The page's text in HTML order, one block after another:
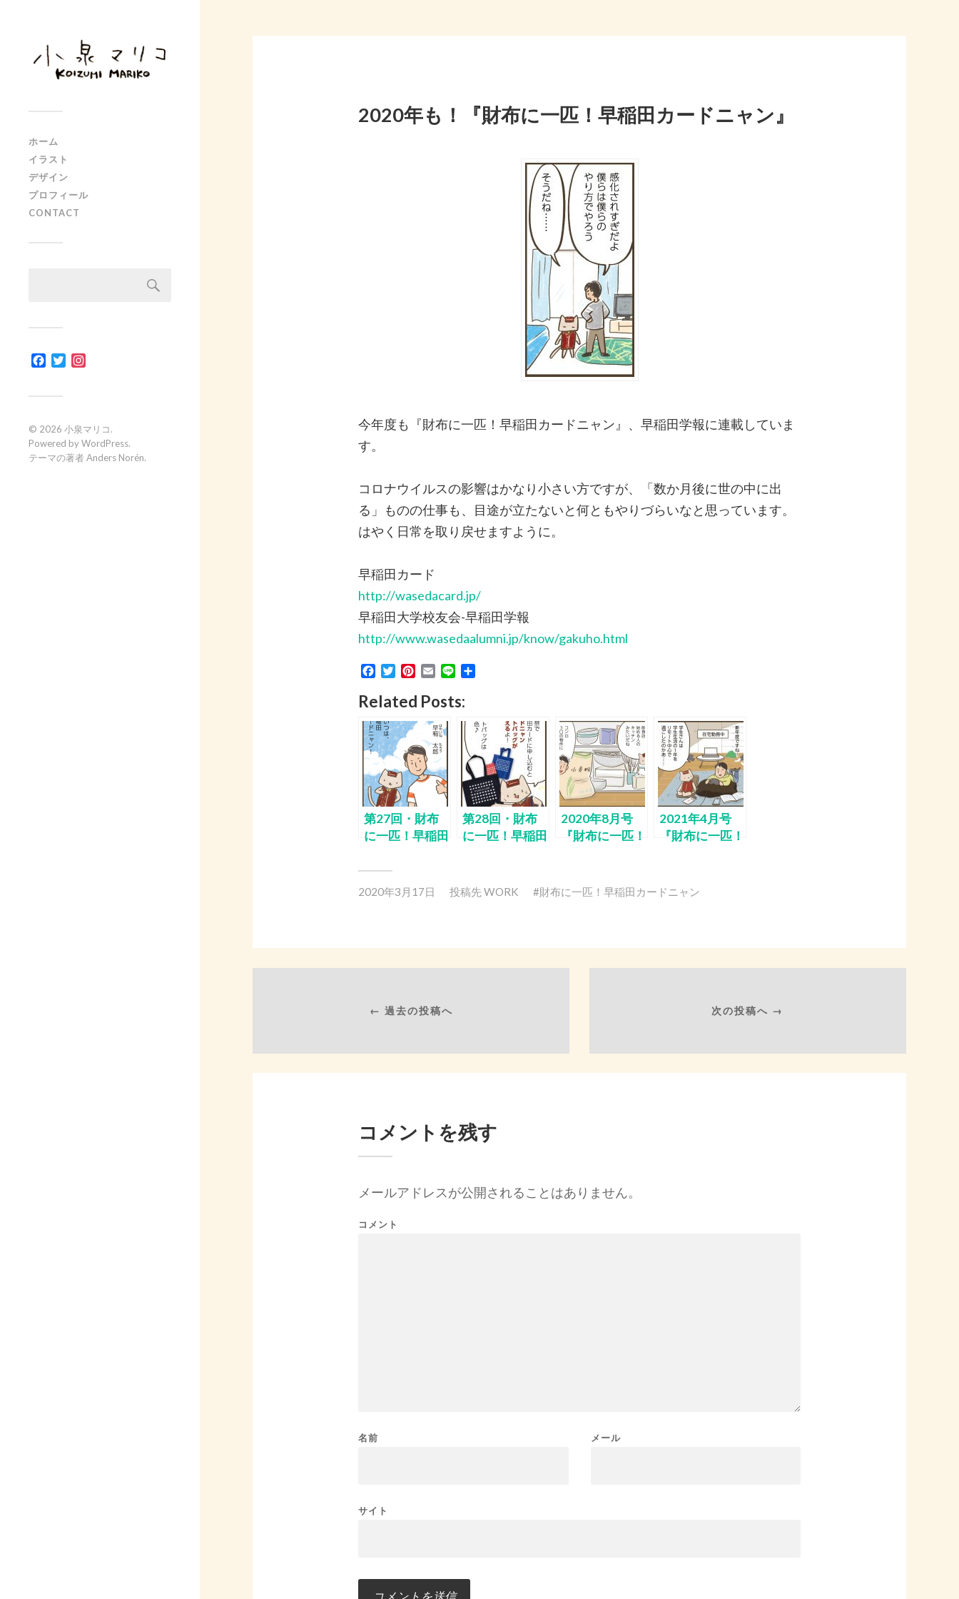
ホーム
イラスト
デザイン
プロフィール
CONTACT
Facebook
Twitter
© 2026 小泉マリコ.
Powered byWordPress.
テーマの著者 Anders Norén.
2020年も！『財布に一匹！早稲田カードニャン』
今年度も『財布に一匹！早稲田カードニャン』、早稲田学報に連載していま
す。
コロナウイルスの影響はかなり小さい方ですが、「数か月後に世の中に出
る」ものの仕事も、目途が立たないと何ともやりづらいなと思っています。
はやく日常を取り戻せますように。
早稲田カード
http://wasedacard.jp/
早稲田大学校友会-早稲田学報
http://www.wasedaalumni.jp/know/gakuho.html
Facebook
TwitterPinterest
Email Line
Related Posts:
第27回・財布
に一匹！早稲田
第28回・財布
に一匹！早稲田
2020年8月号
『財布に一匹！
2021年4月号
『財布に一匹！
2020年3月17日 投稿先 WORK 財布に一匹！早稲田カードニャン
← 過去の投稿へ 次の投稿へ →
コメントを残す
メールアドレスが公開されることはありません。
コメント
名前 メール
サイト